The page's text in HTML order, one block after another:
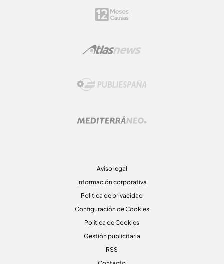
Aviso legal
Información corporativa
Politica de privacidad
Configuración de Cookies
Política de Cookies
Gestión publicitaria
RSS